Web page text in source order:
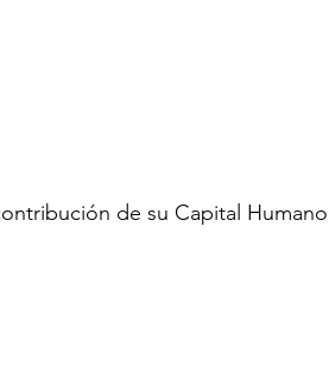
de su Capital Humano